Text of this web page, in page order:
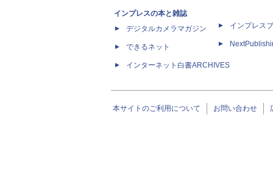
インプレスの本と雑誌
デジタルカメラマガジン
できるネット
インターネット白書ARCHIVES
インプレス
本サイトのご利用について お問い合わせ